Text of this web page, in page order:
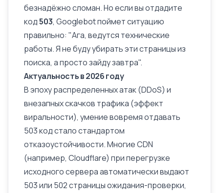
безнадёжно сломан. Но если вы отдадите
код503, Googlebot поймет ситуацию
правильно: "Ага, ведутся технические
работы. Я не буду убирать эти страницы из
поиска, а просто зайду завтра".
Актуальность в 2026 году
В эпоху распределенных атак (DDoS) и
внезапных скачков трафика (эффект
виральности), умение вовремя отдавать
503 код стало стандартом
отказоустойчивости. Многие CDN
(например, Cloudflare) при перегрузке
исходного сервера автоматически выдают
503 или 502 страницы ожидания-проверки,